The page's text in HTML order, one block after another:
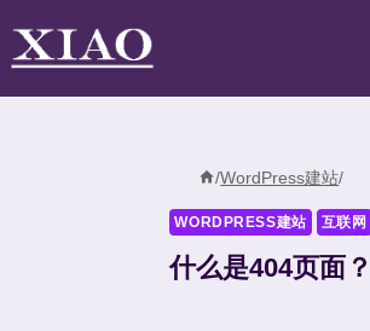
/WordPress建站/
WORDPRESS建站 互联网
什么是404页面？